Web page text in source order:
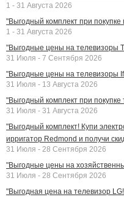
1 - 31 Августа 2026
"Выгодный комплект при
1 - 31 Августа 2026
"Выгодные цены на телевизоры
31 Июля - 7 Сентября 2026
"Выгодные цены на телевизоры
31 Июля - 13 Августа 2026
"Выгодный комплект при покупке
31 Июля - 31 Августа 2026
"Выгодный комплект! Купи
ирригатор Redmond и получи
31 Июля - 28 Сентября 2026
"Выгодные цены на
31 Июля - 28 Сентября 2026
"Выгодная цена на телевизор